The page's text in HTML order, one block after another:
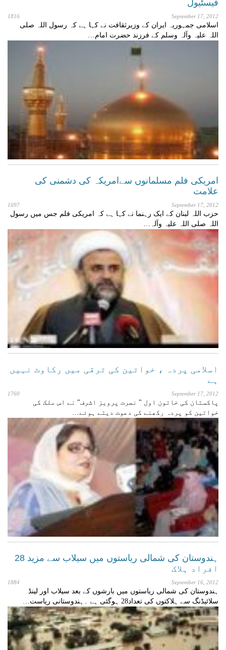
فیسٹیول
September 17, 2012
1816
اسلامی جمہوریہ ایران کے وزیرثقافت نے کہا ہے کہ رسول اللہ صلی
اللہ علیہ وآلہ وسلم کے فرزند حضرت امام…
امریکی فلم مسلمانوں سےامریکہ کی دشمنی کی
علامت
September 17, 2012
1697
حزب اللہ لبنان کے ایک رہنما نے کہا ہے کہ امریکی فلم جس میں رسول
اللہ صلی اللہ علیہ وآلہ…
اسلامی پردہ ، خواتین کی ترقی میں رکاوٹ نہیں
ہے
September 17, 2012
1760
پاکستان کی خاتون اول " نصرت پرویز اشرف" نے اس ملک کی
خواتین کو پردہ رکھنے کی دعوت دیتے ہوئے…
ہندوستان کی شمالی ریاستوں میں سیلاب سے مزید 28
افراد ہلاک
September 16, 2012
1884
ہندوستان کی شمالی ریاستوں میں بارشوں کے بعد سیلاب اور لینڈ
سلائیڈنگ سے ہلاکتوں کی تعداد28 ہوگئی ہے ۔ہندوستانی ریاست…